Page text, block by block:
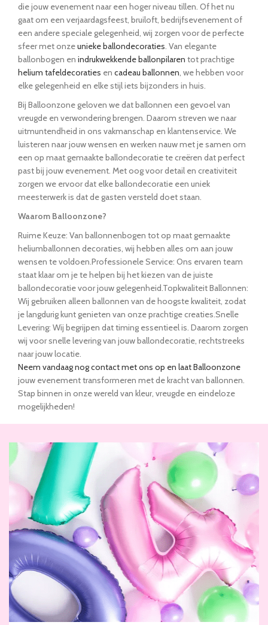
die jouw evenement naar een hoger niveau tillen. Of het nu
gaat om een verjaardagsfeest, bruiloft, bedrijfsevenement of
een andere speciale gelegenheid, wij zorgen voor de perfecte
sfeer met onzeunieke ballondecoraties. Van elegante
ballonbogen en indrukwekkende ballonpilaren tot prachtige
helium tafeldecoraties en cadeau ballonnen, we hebben voor
elke gelegenheid en elke stijl iets bijzonders in huis.
Bij Balloonzone geloven we dat ballonnen een gevoel van
vreugde en verwondering brengen. Daarom streven we naar
uitmuntendheid in ons vakmanschap en klantenservice. We
luisteren naar jouw wensen en werken nauw met je samen om
een op maat gemaakte ballondecoratie te creëren dat perfect
past bij jouw evenement. Met oog voor detail en creativiteit
zorgen we ervoor dat elke ballondecoratie een uniek
meesterwerk is dat de gasten versteld doet staan.
Waarom Balloonzone?
Ruime Keuze: Van ballonnenbogen tot op maat gemaakte
heliumballonnen decoraties, wij hebben alles om aan jouw
wensen te voldoen.Professionele Service: Ons ervaren team
staat klaar om je te helpen bij het kiezen van de juiste
ballondecoratie voor jouw gelegenheid.Topkwaliteit Ballonnen:
Wij gebruiken alleen ballonnen van de hoogste kwaliteit, zodat
je langdurig kunt genieten van onze prachtige creaties.Snelle
Levering: Wij begrijpen dat timing essentieel is. Daarom zorgen
wij voor snelle levering van jouw ballondecoratie, rechtstreeks
naar jouw locatie.
Neem vandaag nog contact met ons op en laat Balloonzone
jouw evenement transformeren met de kracht van ballonnen.
Stap binnen in onze wereld van kleur, vreugde en eindeloze
mogelijkheden!